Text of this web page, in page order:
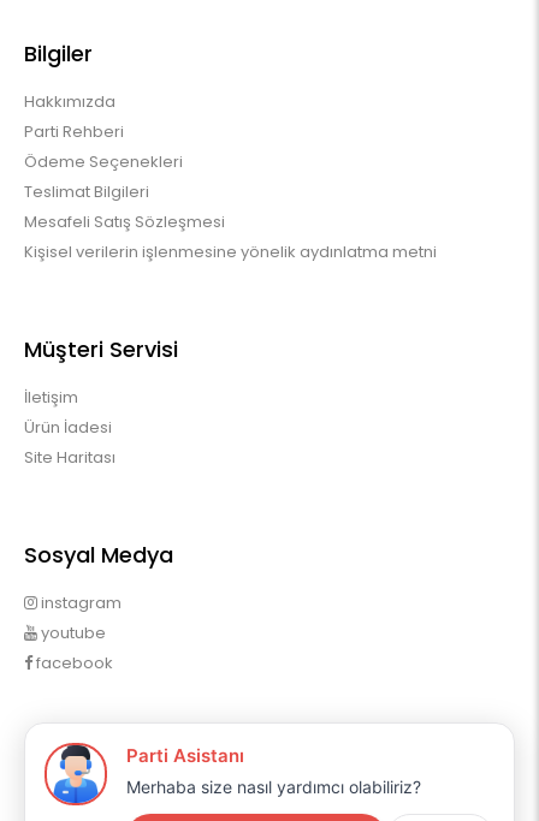
Bilgiler
Hakkımızda
Parti Rehberi
Ödeme Seçenekleri
Teslimat Bilgileri
Mesafeli Satış Sözleşmesi
Kişisel verilerin işlenmesine yönelik aydınlatma metni
Müşteri Servisi
İletişim
Ürün İadesi
Site Haritası
Sosyal Medya
instagram
youtube
facebook
Profilim
Profilim